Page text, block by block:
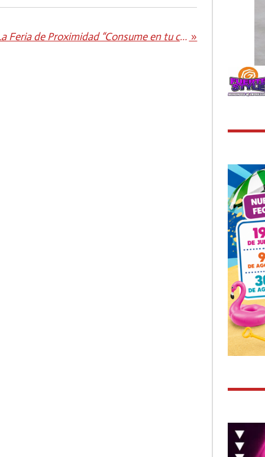
La Feria de Proximidad “Consume en tu ciudad” se celebrará el 29 de noviembre en la Plaza de la Paz »